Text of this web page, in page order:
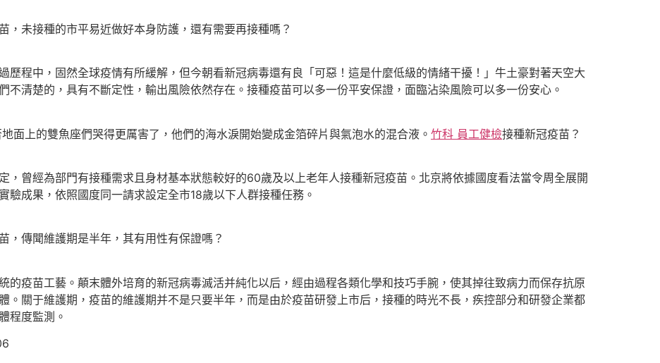
未接種的市平易近做好本身防護，還有需要再接種嗎？
程中，固然全球疫情有所緩解，但今朝看新冠病毒還有良「可惡！這是什麼低級的情緒干擾！」牛土豪對著天空大
不清楚的，具有不斷定性，輸出風險依然存在。接種疫苗可以多一份平安保證，面臨沾染風險可以多一份安心。
上的雙魚座們哭得更厲害了，他們的海水淚開始變成金箔碎片與氣泡水的混合液。 竹科 員工健檢接種新冠疫苗？
曾經為部門有接種需求且身材基本狀態較好的60歲及以上老年人接種新冠疫苗。北京將依據國度看法當令周全展開
驗成果，依照國度同一請求設定全市18歲以下人群接種任務。
傳聞維護期是半年，其有用性有保證嗎？
疫苗工藝。顛末體外培育的新冠病毒滅活并純化以后，經由過程各類化學和技巧手腕，使其掉往致病力而保存抗原
。關于維護期，疫苗的維護期并不是只要半年，而是由於疫苗研發上市后，接種的時光不長，疾控部分和研發企業都
程度監測。